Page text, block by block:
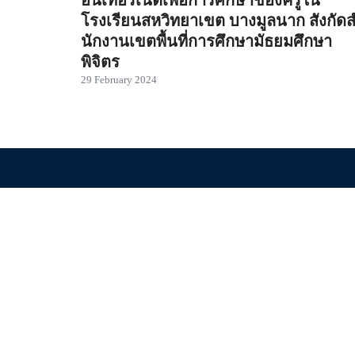
โรงเรียนสหวิทยาเขต บางมูลนาก สังกัด
นักงานเขตพื้นที่การศึกษามัธยมศึกษา
พิจิตร
29 February 2024